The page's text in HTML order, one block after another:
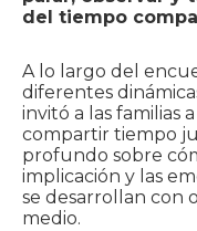
del tiempo
A lo largo del
diferentes
invitó a las familias
compartir tiempo
profundo sobre
implicación y las
se desarrollan con
medio.